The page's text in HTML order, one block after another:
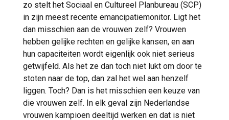
zo stelt het Sociaal en Cultureel Planbureau (SCP)
in zijn meest recente emancipatiemonitor. Ligt het
dan misschien aan de vrouwen zelf? Vrouwen
hebben gelijke rechten en gelijke kansen, en aan
hun capaciteiten wordt eigenlijk ook niet serieus
getwijfeld. Als het ze dan toch niet lukt om door te
stoten naar de top, dan zal het wel aan henzelf
liggen. Toch? Dan is het misschien een keuze van
die vrouwen zelf. In elk geval zijn Nederlandse
vrouwen kampioen deeltijd werken en dat is niet